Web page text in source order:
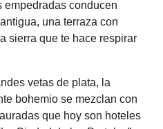
empedradas conducen
una terraza con
sierra que te hace respirar
vetas de plata, la
bohemio se mezclan con
que hoy son hoteles